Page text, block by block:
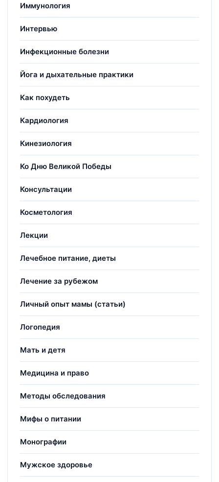
Иммунология
Интервью
Инфекционные болезни
Йога и дыхательные практики
Как похудеть
Кардиология
Кинезиология
Ко Дню Великой Победы
Консультации
Косметология
Лекции
Лечебное питание, диеты
Лечение за рубежом
Личный опыт мамы (статьи)
Логопедия
Мать и детя
Медицина и право
Методы обследования
Мифы о питании
Монографии
Мужское здоровье